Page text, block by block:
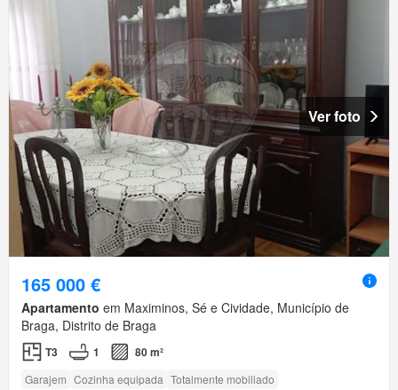
Ver foto
165 000 €
Apartamento em Maximinos, Sé e Cividade, Município de
Braga, Distrito de Braga
T3 1 80 m²
Garajem Cozinha equipada Totalmente mobiliado